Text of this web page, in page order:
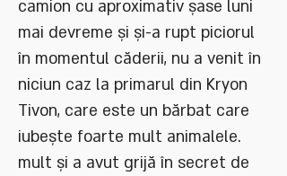
camion cu aproximativ șase luni
mai devreme și și-a rupt piciorul
în momentul căderii, nu a venit în
niciun caz la primarul din Kryon
Tivon, care este un bărbat care
iubește foarte mult animalele.
mult și a avut grijă în secret de